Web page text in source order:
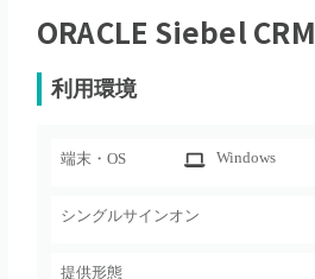
ORACLE Siebel CRM
利用環境
端末・OS Windows
シングルサインオン
提供形態